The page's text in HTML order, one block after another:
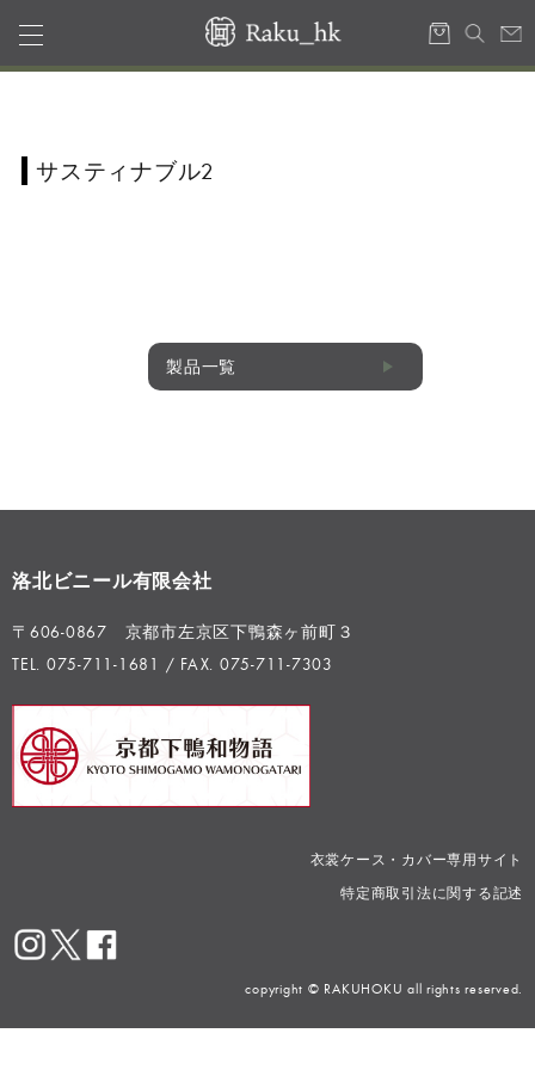
サスティナブル2
製品一覧
洛北ビニール有限会社
〒606-0867 京都市左京区下鴨森ヶ前町３
TEL. 075-711-1681 / FAX. 075-711-7303
衣裳ケース・カバー専用サイト
特定商取引法に関する記述
copyright © RAKUHOKU all rights reserved.